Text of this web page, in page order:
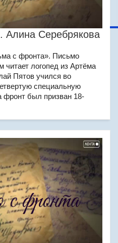
Алина Серебрякова
с фронта». Письмо
читает логопед из Артёма
Пятов учился во
специальную
фронт был призван 18-